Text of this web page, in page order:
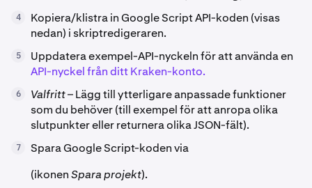
4
Kopiera/klistra in Google Script API-koden (visas
nedan) i skriptredigeraren.
5
Uppdatera exempel-API-nyckeln för att använda en
API-nyckel från ditt Kraken-konto.
6 Valfritt– Lägg till ytterligare anpassade funktioner
som du behöver (till exempel för att anropa olika
slutpunkter eller returnera olika JSON-fält).
7
Spara Google Script-koden via
(ikonenSpara projekt).